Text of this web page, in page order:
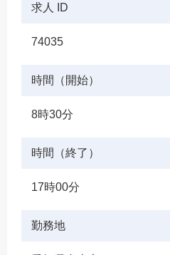
求人 ID
74035
時間（開始）
8時30分
時間（終了）
17時00分
勤務地